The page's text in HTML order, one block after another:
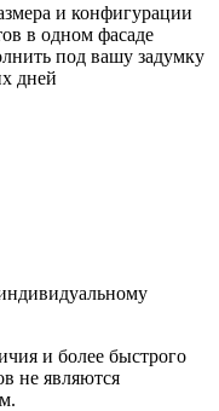
и конфигурации
в одном фасаде
под вашу задумку
дней
и более быстрого
не являются